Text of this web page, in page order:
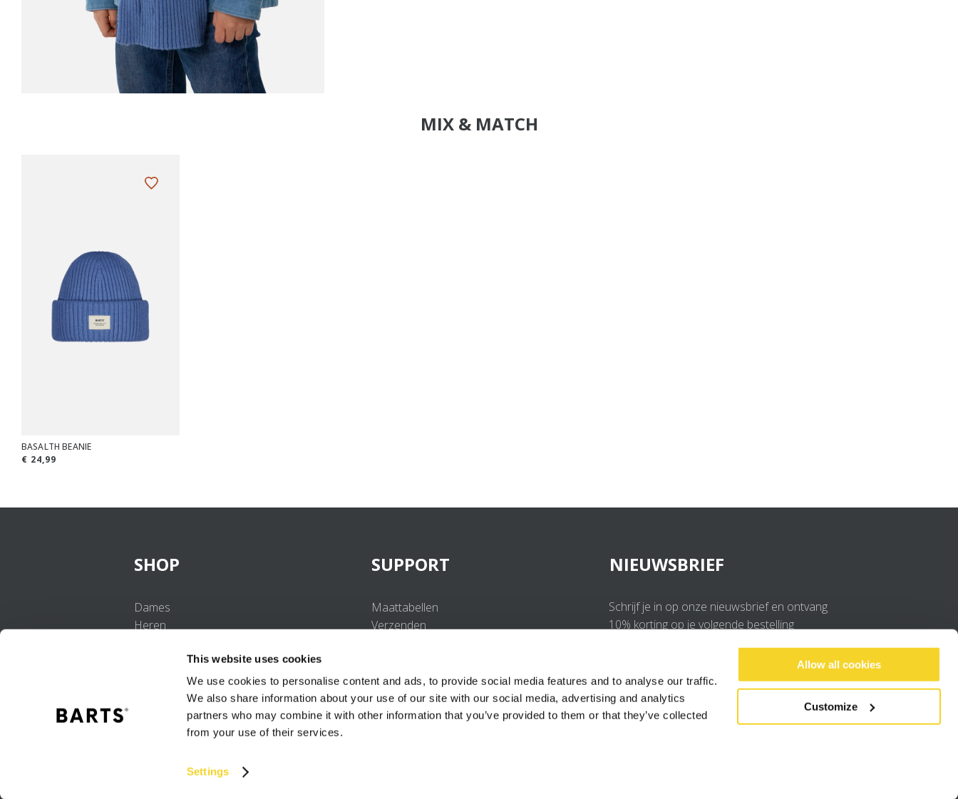
This website uses cookies
We use cookies to personalise content and ads, to provide social media features and to analyse our traffic.
We also share information about your use of our site with our social media, advertising and analytics
partners who may combine it with other information that you’ve provided to them or that they’ve collected
from your use of their services.
Settings
Allow all cookies
Customize
MIX & MATCH
BASALTH BEANIE
€ 24,99
SHOP
Dames
Heren
SUPPORT
Maattabellen
Verzenden
Contact
UV-Beschermingsnorm
B2B Portal Login
NIEUWSBRIEF
Schrijf je in op onze nieuwsbrief en ontvang
10% korting op je volgende bestelling
Ik ga akkoord met de